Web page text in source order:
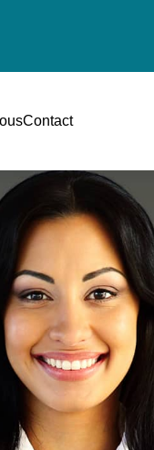
Contact